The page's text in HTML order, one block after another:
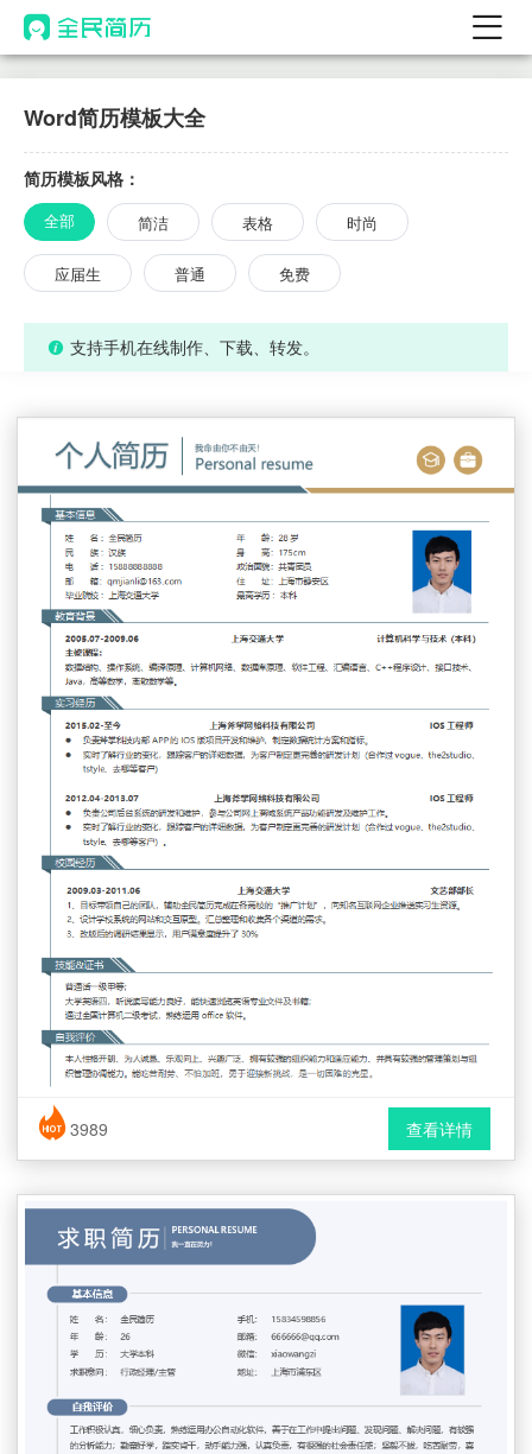
首页
AI 简历工具 热门
AI 生成简历
AI 优化简历
AI 翻译简历
AI 模拟面试
AI 职场工具
简历模板
简历教程
登录 / 注册
Word简历模板大全
简历模板风格：
全部 简洁 表格 时尚
应届生 普通 免费
支持手机在线制作、下载、转发。
简历风格： 时尚 / 简洁 / 应届生
下载格式： Word文档
3989 查看详情